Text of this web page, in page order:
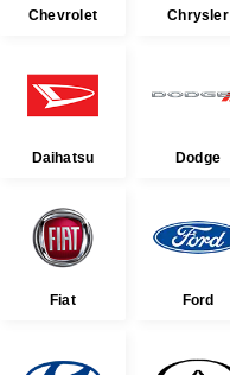
Chevrolet Chrysler
Daihatsu Dodge
Fiat Ford